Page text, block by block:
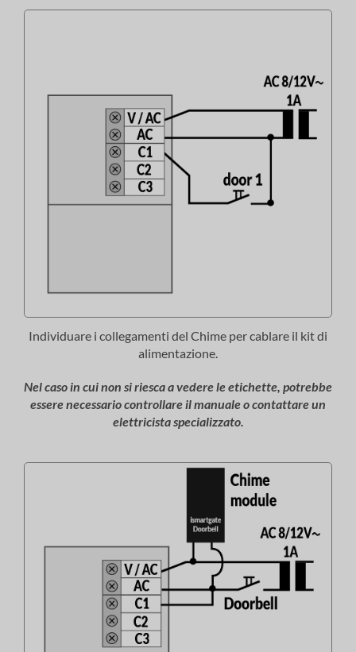
Individuare i collegamenti del Chime per cablare il kit di
alimentazione.
Nel caso in cui non si riesca a vedere le etichette, potrebbe
essere necessario controllare il manuale o contattare un
elettricista specializzato.